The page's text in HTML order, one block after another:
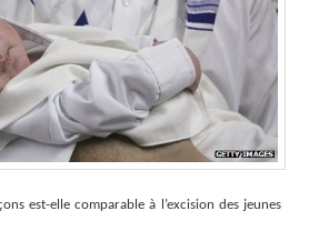
est-elle comparable à l’excision des jeunes